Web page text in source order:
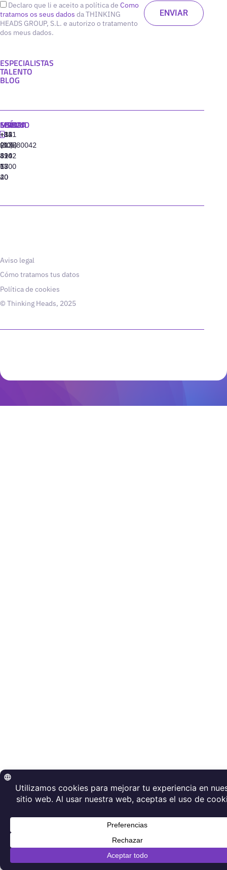
Declaro que li e aceito a política de Como
tratamos os seus dados da THINKING
HEADS GROUP, S.L. e autorizo o tratamento
dos meus dados.
ESPECIALISTAS
TALENTO
BLOG
MADRID
+34
91
310
77
40
MIAMI
+1
(305)
424
13
20
SEÚL
+82
(10)
8942
6800
LISBOA
‪+351
213880042
Aviso legal
Cómo tratamos tus datos
Política de cookies
© Thinking Heads, 2025